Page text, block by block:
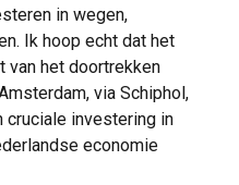
in wegen,
Ik hoop echt dat het
van het doortrekken
via Schiphol,
cruciale investering in
economie